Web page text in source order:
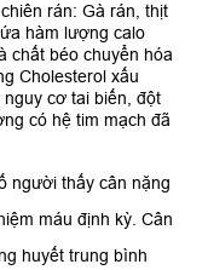
rán: Gà rán, thịt
hàm lượng calo
chất béo chuyển hóa
Cholesterol xấu
cơ tai biến, đột
có hệ tim mạch đã
người thấy cân nặng
máu định kỳ. Cân
huyết trung bình